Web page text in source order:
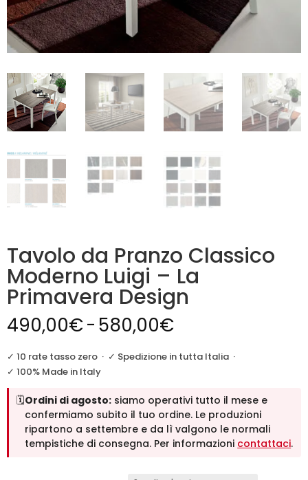
Tavolo da Pranzo Classico
Moderno Luigi – La
Primavera Design
490,00€-580,00€
prezzo:
490,00€
a
580,00€
✓ 10 rate tasso zero · ✓ Spedizione in tutta Italia ·
✓ 100% Made in Italy
🗓️Ordini di agosto: siamo operativi tutto il mese e
confermiamo subito il tuo ordine. Le produzioni
ripartono a settembre e da lì valgono le normali
tempistiche di consegna. Per informazioni contattaci.